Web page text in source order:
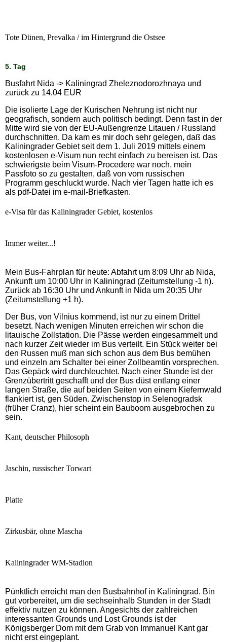
Tote Dünen, Prevalka / im Hintergrund die Ostsee
5. Tag
Busfahrt Nida -> Kaliningrad Zheleznodorozhnaya und
zurück zu 14,04 EUR
Die isolierte Lage der Kurischen Nehrung ist nicht nur
geografisch, sondern auch politisch bedingt. Denn fast in der
Mitte wird sie von der EU-Außengrenze Litauen / Russland
durchschnitten. Da kam es mir doch sehr gelegen, daß das
Kaliningrader Gebiet seit dem 1. Juli 2019 mittels einem
kostenlosen e-Visum nun recht einfach zu bereisen ist. Das
schwierigste beim Visum-Procedere war noch, mein
Passfoto so zu gestalten, daß von vom russischen
Programm geschluckt wurde. Nach vier Tagen hatte ich es
als pdf-Datei im e-mail-Briefkasten.
e-Visa für das Kaliningrader Gebiet, kostenlos
Immer weiter...!
Mein Bus-Fahrplan für heute: Abfahrt um 8:09 Uhr ab Nida,
Ankunft um 10:00 Uhr in Kaliningrad (Zeitumstellung -1 h).
Zurück ab 16:30 Uhr und Ankunft in Nida um 20:35 Uhr
(Zeitumstellung +1 h).
Der Bus, von Vilnius kommend, ist nur zu einem Drittel
besetzt. Nach wenigen Minuten erreichen wir schon die
litauische Zollstation. Die Pässe werden eingesammelt und
nach kurzer Zeit wieder im Bus verteilt. Ein Stück weiter bei
den Russen muß man sich schon aus dem Bus bemühen
und einzeln am Schalter bei einer Zollbeamtin vorsprechen.
Das Gepäck wird durchleuchtet. Nach einer Stunde ist der
Grenzübertritt geschafft und der Bus düst entlang einer
langen Straße, die auf beiden Seiten von einem Kiefernwald
flankiert ist, gen Süden. Zwischenstop in Selenogradsk
(früher Cranz), hier scheint ein Bauboom ausgebrochen zu
sein.
Kant, deutscher Philosoph
Jaschin, russischer Torwart
Platte
Zirkusbär, ohne Mascha
Kaliningrader WM-Stadion
Pünktlich erreicht man den Busbahnhof in Kaliningrad. Bin
gut vorbereitet, um die sechseinhalb Stunden in der Stadt
effektiv nutzen zu können. Angesichts der zahlreichen
interessanten Grounds und Lost Grounds ist der
Königsberger Dom mit dem Grab von Immanuel Kant gar
nicht erst eingeplant.